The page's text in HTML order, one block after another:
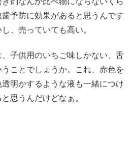
歯予防に効果があると思うんです
、売っていても高い。
子供用のいちご味しかない、舌
ことでしょうか。これ、赤色を
明かするような液も一緒につけ
思うんだけどなぁ。